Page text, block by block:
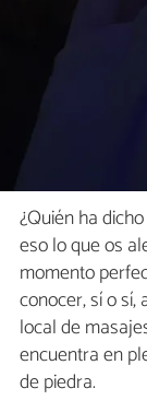
¿Quién ha
eso lo que os
momento
conocer, sí o sí,
local de
encuentra en
de piedra.